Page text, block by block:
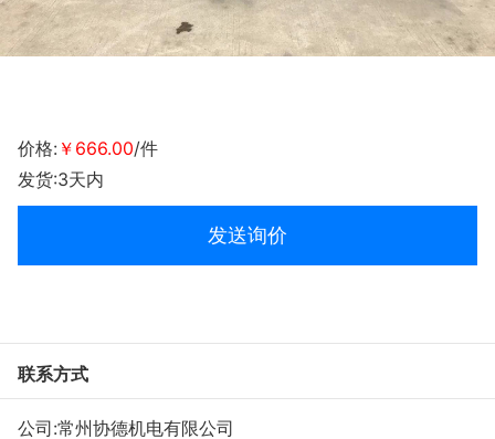
价格: ￥666.00/件
发货:3天内
发送询价
联系方式
公司:常州协德机电有限公司